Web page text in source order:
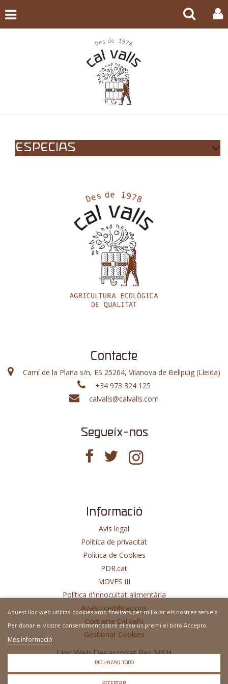
ESPECIAS
Contacte
Camí de la Plana s/n, ES 25264, Vilanova de Bellpuig (Lleida)
+34 973 324 125
calvalls@calvalls.com
Segueix-nos
Informació
Avís legal
Política de privacitat
Política de Cookies
PDR.cat
MOVES III
Política d'innocuïtat alimentària
Avals i certificacions
Contacte Cal valls
Gestionar Cookies
Lloc Web Desarrollat PerMSH
Aquest lloc web utilitza cookies amb finalitats per millorar els nostres serveis.
Per donar el vostre consentiment sobre el seu ús premi el botó Accepto.
Més informació
RECHAZAR TODO
ACCEPTAR